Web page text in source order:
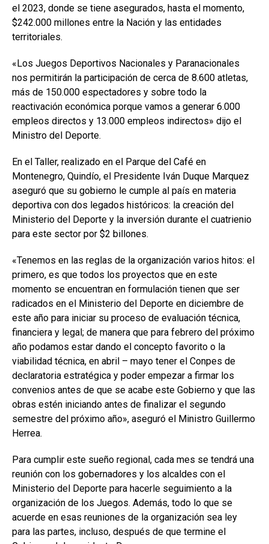
el 2023, donde se tiene asegurados, hasta el momento,
$242.000 millones entre la Nación y las entidades
territoriales.
«Los Juegos Deportivos Nacionales y Paranacionales
nos permitirán la participación de cerca de 8.600 atletas,
más de 150.000 espectadores y sobre todo la
reactivación económica porque vamos a generar 6.000
empleos directos y 13.000 empleos indirectos» dijo el
Ministro del Deporte.
En el Taller, realizado en el Parque del Café en
Montenegro, Quindío, el Presidente Iván Duque Marquez
aseguró que su gobierno le cumple al país en materia
deportiva con dos legados históricos: la creación del
Ministerio del Deporte y la inversión durante el cuatrienio
para este sector por $2 billones.
«Tenemos en las reglas de la organización varios hitos: el
primero, es que todos los proyectos que en este
momento se encuentran en formulación tienen que ser
radicados en el Ministerio del Deporte en diciembre de
este año para iniciar su proceso de evaluación técnica,
financiera y legal; de manera que para febrero del próximo
año podamos estar dando el concepto favorito o la
viabilidad técnica, en abril – mayo tener el Conpes de
declaratoria estratégica y poder empezar a firmar los
convenios antes de que se acabe este Gobierno y que las
obras estén iniciando antes de finalizar el segundo
semestre del próximo año», aseguró el Ministro Guillermo
Herrea.
Para cumplir este sueño regional, cada mes se tendrá una
reunión con los gobernadores y los alcaldes con el
Ministerio del Deporte para hacerle seguimiento a la
organización de los Juegos. Además, todo lo que se
acuerde en esas reuniones de la organización sea ley
para las partes, incluso, después de que termine el